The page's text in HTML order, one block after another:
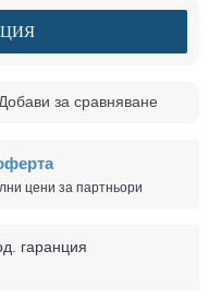
Добави за сравняване
цени за партньори
гаранция